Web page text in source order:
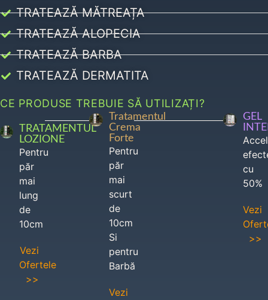
TRATEAZĂ MĂTREAȚA
TRATEAZĂ ALOPECIA
TRATEAZĂ BARBA
TRATEAZĂ DERMATITA
CE PRODUSE TREBUIE SĂ UTILIZAȚI?
TRATAMENTUL
LOZIONE
Pentru
păr
mai
lung
de
10cm
Vezi
Ofertele
>>
Tratamentul
Crema
Forte
Pentru
păr
mai
scurt
de
10cm
Si
pentru
Barbă
Vezi
GEL
cu
50%
Vezi
>>